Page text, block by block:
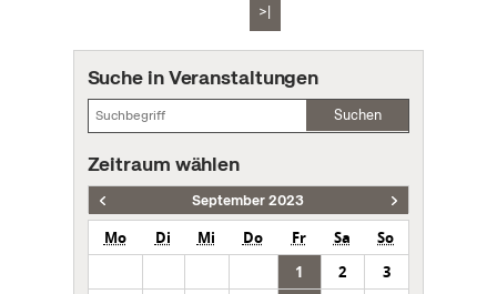
>|
Suche in Veranstaltungen
Suchen
Zeitraum wählen
September 2023
Mo Di Mi Do Fr Sa
So
1
2
3